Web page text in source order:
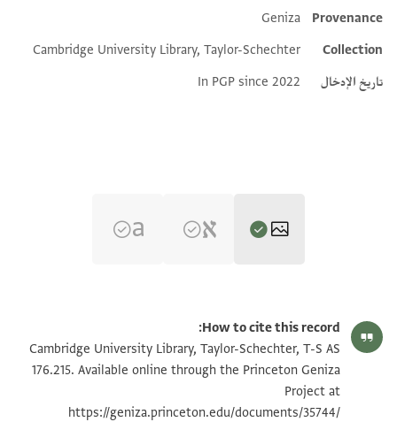
Additional metadata
Provenance
Geniza
Collection
Cambridge University Library, Taylor-Schechter
تاريخ الإدخال
In PGP since 2022
T-S AS 176.215 1v تكبير و تدوير
بيان أذونات الصورة
How to cite this record:
Cambridge University Library, Taylor-Schechter, T-S AS
176.215. Available online through the Princeton Geniza
Project at
https://geniza.princeton.edu/documents/35744/